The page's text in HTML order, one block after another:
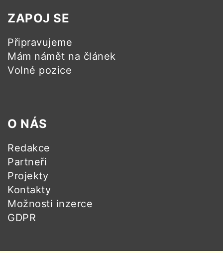
ZAPOJ SE
Připravujeme
Mám námět na článek
Volné pozice
O NÁS
Redakce
Partneři
Projekty
Kontakty
Možnosti inzerce
GDPR